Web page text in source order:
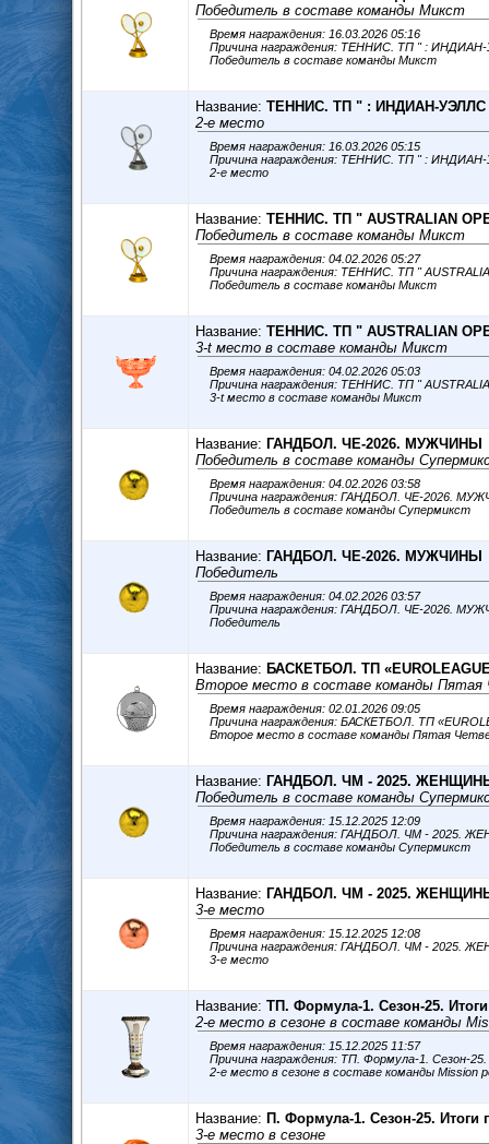
Победитель в составе команды Микст
Время награждения: 16.03.2026 05:16
Причина награждения: ТЕННИС. ТП " :
Победитель в составе команды Микст
Название: ТЕННИС. ТП " : ИНДИАН-УЭЛЛС -
2-е место
Время награждения: 16.03.2026 05:15
Причина награждения: ТЕННИС. ТП " :
2-е место
Название: ТЕННИС. ТП " AUSTRALIAN
Победитель в составе команды Микст
Время награждения: 04.02.2026 05:27
Причина награждения: ТЕННИС. ТП "
Победитель в составе команды Микст
Название: ТЕННИС. ТП " AUSTRALIAN
3-t место в составе команды Микст
Время награждения: 04.02.2026 05:03
Причина награждения: ТЕННИС. ТП "
3-t место в составе команды Микст
Название: ГАНДБОЛ. ЧЕ-2026. МУЖЧИНЫ
Победитель в составе команды
Время награждения: 04.02.2026 03:58
Причина награждения: ГАНДБОЛ. ЧЕ-2026.
Победитель в составе команды Супермикст
Название: ГАНДБОЛ. ЧЕ-2026. МУЖЧИНЫ
Победитель
Время награждения: 04.02.2026 03:57
Причина награждения: ГАНДБОЛ. ЧЕ-2026.
Победитель
Название: БАСКЕТБОЛ. ТП
Второе место в составе команды
Время награждения: 02.01.2026 09:05
Причина награждения: БАСКЕТБОЛ. ТП
Второе место в составе команды Пятая
Название: ГАНДБОЛ. ЧМ - 2025.
Победитель в составе команды
Время награждения: 15.12.2025 12:09
Причина награждения: ГАНДБОЛ. ЧМ - 2025.
Победитель в составе команды Супермикст
Название: ГАНДБОЛ. ЧМ - 2025.
3-е место
Время награждения: 15.12.2025 12:08
Причина награждения: ГАНДБОЛ. ЧМ - 2025.
3-е место
Название: ТП. Формула-1. Сезон-25. Итоги
2-е место в сезоне в составе команды
Время награждения: 15.12.2025 11:57
Причина награждения: ТП. Формула-1. Сезон-
2-е место в сезоне в составе команды Mission
Название: П. Формула-1. Сезон-25. Итоги
3-е место в сезоне